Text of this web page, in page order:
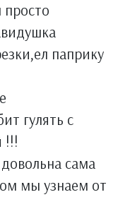
паприку
гулять с
!!!
сама
мы узнаем от